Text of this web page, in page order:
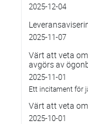
2025-12-04
2025-11-07
Värt att veta
avgörs av
2025-11-01
Ett incitament för
Värt att veta
2025-10-01